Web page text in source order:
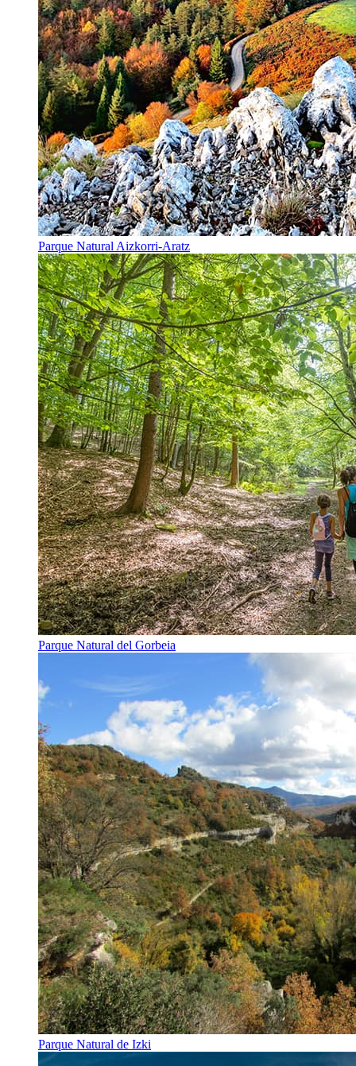
Parque Natural Aizkorri-Aratz
Parque Natural del Gorbeia
Parque Natural de Izki